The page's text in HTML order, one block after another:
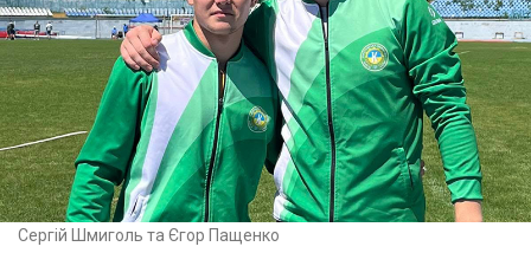
Сергій Шмиголь та Єгор Пащенко